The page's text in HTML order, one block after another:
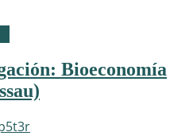
Bioeconomía